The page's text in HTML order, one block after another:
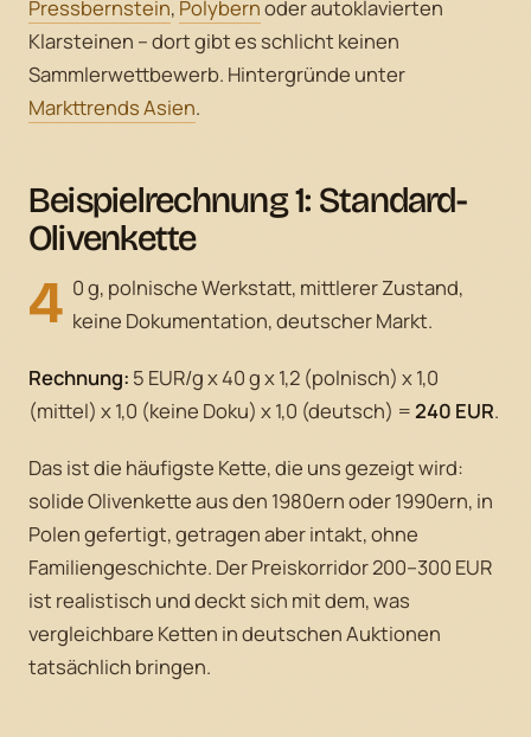
Pressbernstein, Polybernoder autoklavierten
Klarsteinen – dort gibt es schlicht keinen
Sammlerwettbewerb. Hintergründe unter
Markttrends Asien.
Beispielrechnung 1: Standard-
Olivenkette
4 0 g, polnische Werkstatt, mittlerer Zustand,
keine Dokumentation, deutscher Markt.
Rechnung: 5 EUR/g x 40 g x 1,2 (polnisch) x 1,0
(mittel) x 1,0 (keine Doku) x 1,0 (deutsch) =240 EUR.
Das ist die häufigste Kette, die uns gezeigt wird:
solide Olivenkette aus den 1980ern oder 1990ern, in
Polen gefertigt, getragen aber intakt, ohne
Familiengeschichte. Der Preiskorridor 200–300 EUR
ist realistisch und deckt sich mit dem, was
vergleichbare Ketten in deutschen Auktionen
tatsächlich bringen.